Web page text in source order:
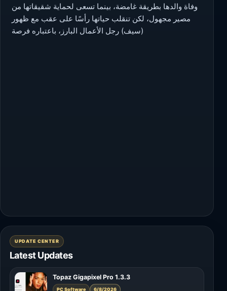
وفاة والدها بطريقة غامضة، بينما تسعى لحماية شقيقاتها من
مصير مجهول، لكن تنقلب حياتها رأسًا على عقب مع ظهور
(سيف) رجل الأعمال البارز، باعتباره فرصة
UPDATE CENTER
Latest Updates
Topaz Gigapixel Pro 1.3.3
PC Software 6/8/2026